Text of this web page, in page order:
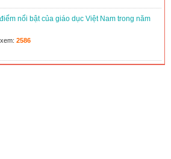
nổi bật của giáo dục Việt Nam trong năm
2586